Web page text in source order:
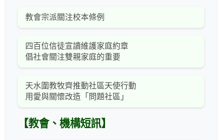
教會宗派關注校本條例
四百位信徒宣讀維護家庭約章
倡社會關注雙親家庭的重要
天水圍教牧齊推動社區天使行動
用愛與關懷改造「問題社區」
【教會、機構短訊】